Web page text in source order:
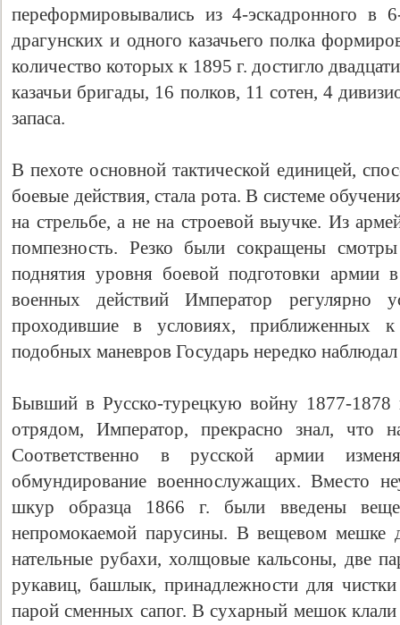
переформировывались из 4-эскадронного в
драгунских и одного казачьего полка
количество которых к 1895 г. достигло
казачьи бригады, 16 полков, 11 сотен, 4
запаса.
В пехоте основной тактической единицей,
боевые действия, стала рота. В системе
на стрельбе, а не на строевой выучке. Из
помпезность. Резко были сокращены
поднятия уровня боевой подготовки армии
военных действий Император регулярно
проходившие в условиях, приближенных
подобных маневров Государь нередко
Бывший в Русско-турецкую войну 1877-
отрядом, Император, прекрасно знал, что
Соответственно в русской армии
обмундирование военнослужащих. Вместо
шкур образца 1866 г. были введены
непромокаемой парусины. В вещевом мешке
нательные рубахи, холщовые кальсоны, две
рукавиц, башлык, принадлежности для
парой сменных сапог. В сухарный мешок